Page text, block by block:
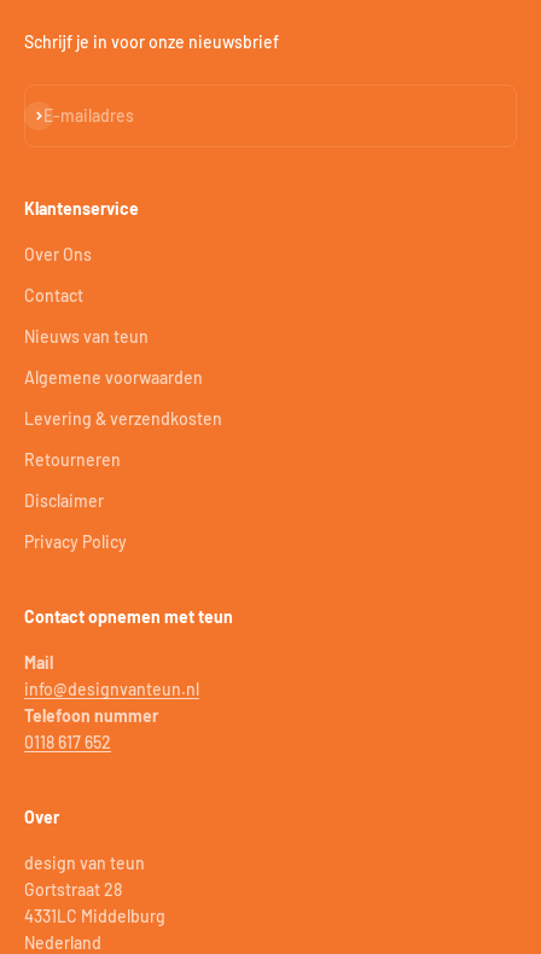
Schrijf je in voor onze nieuwsbrief
E-mailadres
Abonneren
Klantenservice
Over Ons
Contact
Nieuws van teun
Algemene voorwaarden
Levering & verzendkosten
Retourneren
Disclaimer
Privacy Policy
Contact opnemen met teun
Mail
info@designvanteun.nl
Telefoon nummer
0118 617 652
Over
design van teun
Gortstraat 28
4331LC Middelburg
Nederland